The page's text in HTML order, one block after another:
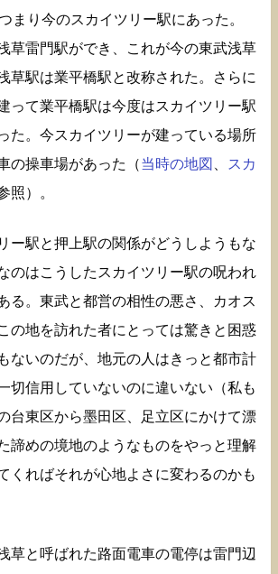
つまり今のスカイツリー駅にあった。
草雷門駅ができ、これが今の東武浅草
草駅は業平橋駅と改称された。さらに
って業平橋駅は今度はスカイツリー駅
た。今スカイツリーが建っている場所
の操車場があった（当時の地図
スカ
照）。
ー駅と押上駅の関係がどうしようもな
のはこうしたスカイツリー駅の呪われ
る。東武と都営の相性の悪さ、カオス
の地を訪れた者にとっては驚きと困惑
ないのだが、地元の人はきっと都市計
切信用していないのに違いない（私も
台東区から墨田区、足立区にかけて漂
諦めの境地のようなものをやっと理解
くればそれが心地よさに変わるのかも
草と呼ばれた路面電車の電停は雷門辺